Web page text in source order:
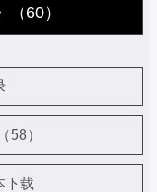
60）
58）
下载